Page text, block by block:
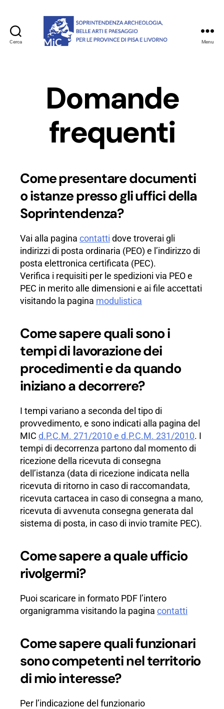
Cerca
e
paesaggio
le
province
Livorno
Menu
Domande
frequenti
Come presentare documenti
o istanze presso gli uffici della
Soprintendenza?
Vai alla pagina contatti dove troverai gli
indirizzi di posta ordinaria (PEO) e l’indirizzo di
posta elettronica certificata (PEC).
Verifica i requisiti per le spedizioni via PEO e
PEC in merito alle dimensioni e ai file accettati
visitando la pagina modulistica
Come sapere quali sono i
tempi di lavorazione dei
procedimenti e da quando
iniziano a decorrere?
I tempi variano a seconda del tipo di
provvedimento, e sono indicati alla pagina del
MIC d.P.C.M. 271/2010 e d.P.C.M. 231/2010. I
tempi di decorrenza partono dal momento di
ricezione della ricevuta di consegna
dell’istanza (data di ricezione indicata nella
ricevuta di ritorno in caso di raccomandata,
ricevuta cartacea in caso di consegna a mano,
ricevuta di avvenuta consegna generata dal
sistema di posta, in caso di invio tramite PEC).
Come sapere a quale ufficio
rivolgermi?
Puoi scaricare in formato PDF l’intero
organigramma visitando la pagina contatti
Come sapere quali funzionari
sono competenti nel territorio
di mio interesse?
​Per l’indicazione del funzionario